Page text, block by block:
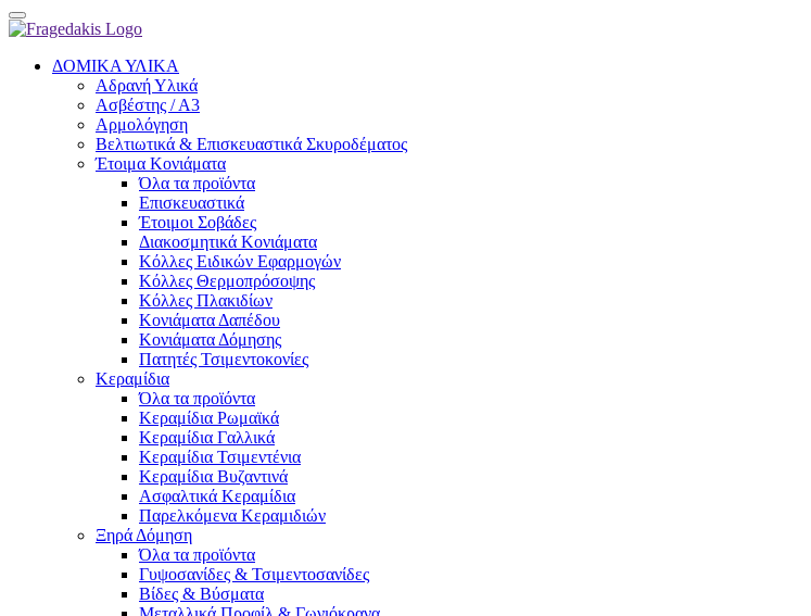
ΔΟΜΙΚΑ ΥΛΙΚΑ
Αδρανή Υλικά
Ασβέστης / Α3
Αρμολόγηση
Βελτιωτικά & Επισκευαστικά Σκυροδέματος
Έτοιμα Κονιάματα
Όλα τα προϊόντα
Επισκευαστικά
Έτοιμοι Σοβάδες
Διακοσμητικά Κονιάματα
Κόλλες Ειδικών Εφαρμογών
Κόλλες Θερμοπρόσοψης
Κόλλες Πλακιδίων
Κονιάματα Δαπέδου
Κονιάματα Δόμησης
Πατητές Τσιμεντοκονίες
Κεραμίδια
Όλα τα προϊόντα
Κεραμίδια Ρωμαϊκά
Κεραμίδια Γαλλικά
Κεραμίδια Τσιμεντένια
Κεραμίδια Βυζαντινά
Ασφαλτικά Κεραμίδια
Παρελκόμενα Κεραμιδιών
Ξηρά Δόμηση
Όλα τα προϊόντα
Γυψοσανίδες & Τσιμεντοσανίδες
Βίδες & Βύσματα